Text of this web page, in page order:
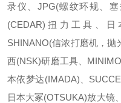
录仪、JPG(螺纹环规、
(CEDAR)扭力工具、日
SHINANO(信浓打磨机，抛
西(NSK)研磨工具、
本依梦达(IMADA)、
日本大冢(OTSUKA)放大镜